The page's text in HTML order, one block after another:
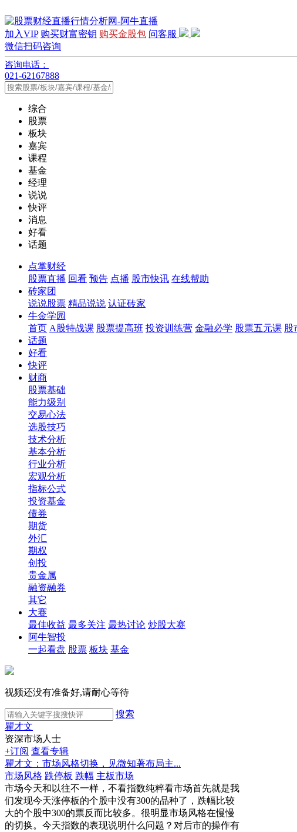
加入VIP 购买财富密钥 购买金股包 问客服
微信扫码咨询
咨询电话：
021-62167888
综合
股票
板块
嘉宾
课程
基金
经理
说说
快评
消息
好看
话题
点掌财经
股票直播 回看 预告 点播 股市快讯 在线帮助
砖家团
说说股票 精品说说 认证砖家
牛金学园
首页 A股特战课 股票提高班 投资训练营 金融必学 股票五元课 股
话题
好看
快评
财商
股票基础
能力级别
交易心法
选股技巧
技术分析
基本分析
行业分析
宏观分析
指标公式
投资基金
债券
期货
外汇
期权
创投
贵金属
融资融券
其它
大赛
最佳收益 最多关注 最热讨论 炒股大赛
阿牛智投
一起看盘 股票 板块 基金
视频还没有准备好,请耐心等待
搜索
瞿才文
资深市场人士
+订阅 查看专辑
瞿才文：市场风格切换，见微知著布局主...
市场风格 跌停板 跌幅 主板市场
市场今天和以往不一样，不看指数纯粹看市场首先就是我
们发现今天涨停板的个股中没有300的品种了，跌幅比较
大的个股中300的票反而比较多。很明显市场风格在慢慢
的切换。今天指数的表现说明什么问题？对后市的操作有